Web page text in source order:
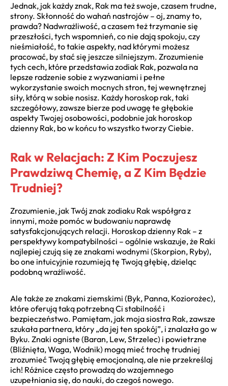
Jednak, jak każdy znak, Rak ma też swoje, czasem trudne,
strony. Skłonność do wahań nastrojów – oj, znamy to,
prawda? Nadwrażliwość, a czasem też trzymanie się
przeszłości, tych wspomnień, co nie dają spokoju, czy
nieśmiałość, to takie aspekty, nad którymi możesz
pracować, by stać się jeszcze silniejszym. Zrozumienie
tych cech, które przedstawia zodiak Rak, pozwala na
lepsze radzenie sobie z wyzwaniami i pełne
wykorzystanie swoich mocnych stron, tej wewnętrznej
siły, którą w sobie nosisz. Każdy horoskop rak, taki
szczegółowy, zawsze bierze pod uwagę te głębokie
aspekty Twojej osobowości, podobnie jak horoskop
dzienny Rak, bo w końcu to wszystko tworzy Ciebie.
Rak w Relacjach: Z Kim Poczujesz
Prawdziwą Chemię, a Z Kim Będzie
Trudniej?
Zrozumienie, jak Twój znak zodiaku Rak współgra z
innymi, może pomóc w budowaniu naprawdę
satysfakcjonujących relacji. Horoskop dzienny Rak – z
perspektywy kompatybilności – ogólnie wskazuje, że Raki
najlepiej czują się ze znakami wodnymi (Skorpion, Ryby),
bo one intuicyjnie rozumieją tę Twoją głębię, dzieląc
podobną wrażliwość.
Ale także ze znakami ziemskimi (Byk, Panna, Koziorożec),
które oferują taką potrzebną Ci stabilność i
bezpieczeństwo. Pamiętam, jak moja siostra Rak, zawsze
szukała partnera, który „da jej ten spokój”, i znalazła go w
Byku. Znaki ogniste (Baran, Lew, Strzelec) i powietrzne
(Bliźnięta, Waga, Wodnik) mogą mieć trochę trudniej
zrozumieć Twoją głębię emocjonalną, ale nie przekreślaj
ich! Różnice często prowadzą do wzajemnego
uzupełniania się, do nauki, do czegoś nowego.